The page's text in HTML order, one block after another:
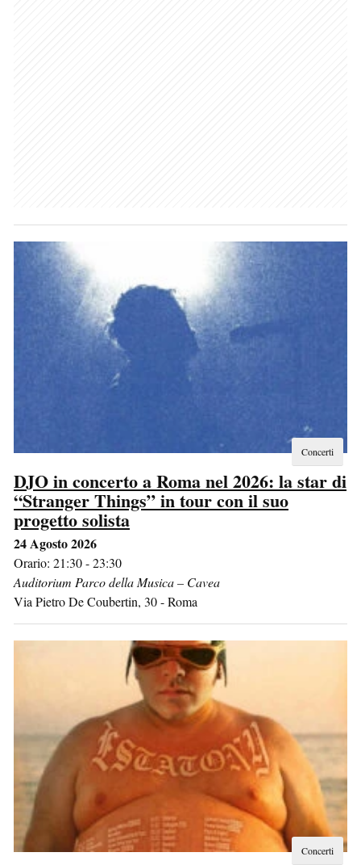
Concerti
DJO in concerto a Roma nel 2026: la star di
“Stranger Things” in tour con il suo
progetto solista
24 Agosto 2026
Orario: 21:30 - 23:30
Auditorium Parco della Musica – Cavea
Via Pietro De Coubertin, 30-Roma
Concerti